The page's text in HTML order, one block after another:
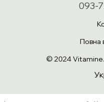
093-
Повна
© 2024